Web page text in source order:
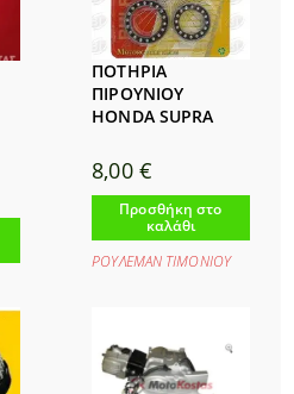
ΠΟΤΗΡΙΑ
ΠΙΡΟΥΝΙΟΥ
HONDA SUPRA
8,00 €
Προσθήκη στο
καλάθι
ΡΟΥΛΕΜΑΝ ΤΙΜΟΝΙΟΥ